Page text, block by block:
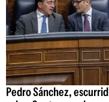
Pedro Sánchez,